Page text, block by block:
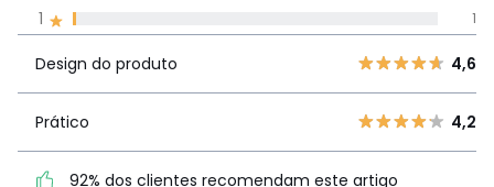
1 1
3
4,6
4,2
92% dos clientes
1 1
Design do produto 4,6
Prático 4,2
92% dos clientes recomendam este artigo